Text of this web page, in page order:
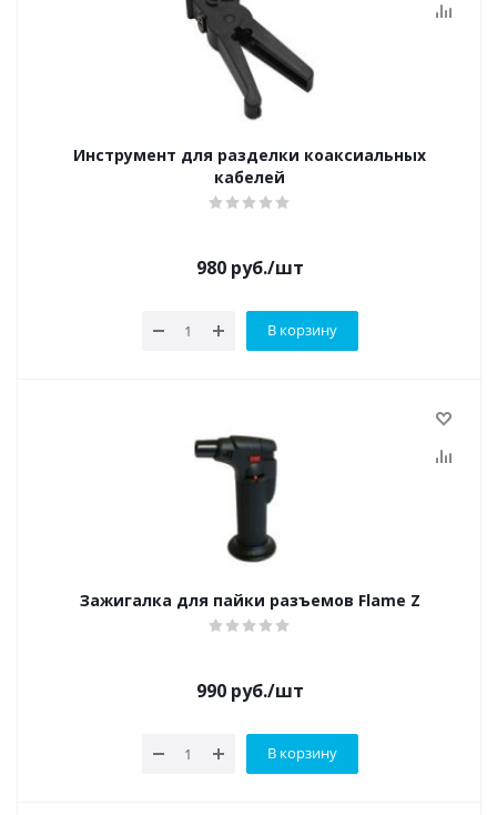
Инструмент для разделки коаксиальных
кабелей
980руб./шт
В корзину
Зажигалка для пайки разъемов Flame Z
990руб./шт
В корзину